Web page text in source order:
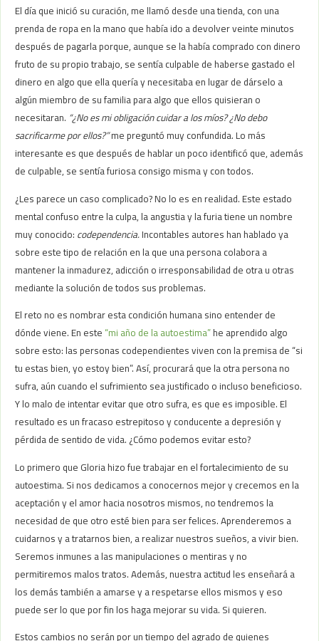
El día que inició su curación, me llamó desde una tienda, con una
prenda de ropa en la mano que había ido a devolver veinte minutos
después de pagarla porque, aunque se la había comprado con dinero
fruto de su propio trabajo, se sentía culpable de haberse gastado el
dinero en algo que ella quería y necesitaba en lugar de dárselo a
algún miembro de su familia para algo que ellos quisieran o
necesitaran. “¿No es mi obligación cuidar a los míos? ¿No debo
sacrificarme por ellos?”me preguntó muy confundida. Lo más
interesante es que después de hablar un poco identificó que, además
de culpable, se sentía furiosa consigo misma y con todos.
¿Les parece un caso complicado? No lo es en realidad. Este estado
mental confuso entre la culpa, la angustia y la furia tiene un nombre
muy conocido: codependencia. Incontables autores han hablado ya
sobre este tipo de relación en la que una persona colabora a
mantener la inmadurez, adicción o irresponsabilidad de otra u otras
mediante la solución de todos sus problemas.
El reto no es nombrar esta condición humana sino entender de
dónde viene. En este“mi año de la autoestima” he aprendido algo
sobre esto: las personas codependientes viven con la premisa de “si
tu estas bien, yo estoy bien”. Así, procurará que la otra persona no
sufra, aún cuando el sufrimiento sea justificado o incluso beneficioso.
Y lo malo de intentar evitar que otro sufra, es que es imposible. El
resultado es un fracaso estrepitoso y conducente a depresión y
pérdida de sentido de vida. ¿Cómo podemos evitar esto?
Lo primero que Gloria hizo fue trabajar en el fortalecimiento de su
autoestima. Si nos dedicamos a conocernos mejor y crecemos en la
aceptación y el amor hacia nosotros mismos, no tendremos la
necesidad de que otro esté bien para ser felices. Aprenderemos a
cuidarnos y a tratarnos bien, a realizar nuestros sueños, a vivir bien.
Seremos inmunes a las manipulaciones o mentiras y no
permitiremos malos tratos. Además, nuestra actitud les enseñará a
los demás también a amarse y a respetarse ellos mismos y eso
puede ser lo que por fin los haga mejorar su vida. Si quieren.
Estos cambios no serán por un tiempo del agrado de quienes